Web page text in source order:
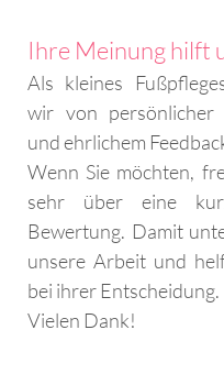
Ihre Meinung hilft
Als kleines
wir von persönlicher
und ehrlichem
Wenn Sie möchten,
sehr über eine
Bewertung. Damit
unsere Arbeit und
bei ihrer Entscheidung.
Vielen Dank!